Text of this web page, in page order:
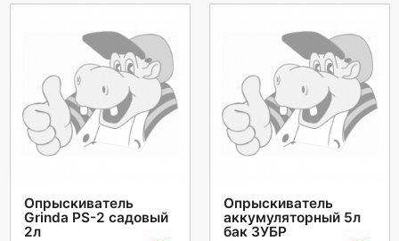
Опрыскиватель
Grinda PS-2 садовый
2л
Опрыскиватель
аккумуляторный 5л
бак ЗУБР